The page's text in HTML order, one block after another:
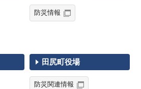
防災情報
田尻町役場
防災関連情報